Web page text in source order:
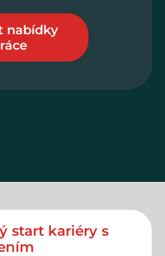
nabídky
start kariéry s